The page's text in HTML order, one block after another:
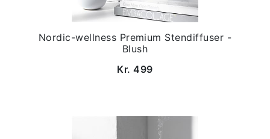
Nordic-wellness Premium Stendiffuser -
Blush
Kr. 499